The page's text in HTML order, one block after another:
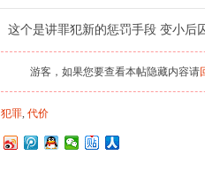
这个是讲罪犯新的惩罚手段 变小后
游客，如果您要查看本帖隐藏内容请
犯罪, 代价